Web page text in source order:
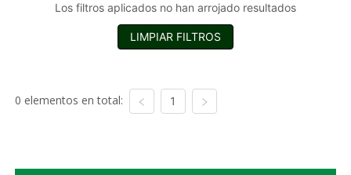
Los filtros aplicados no han arrojado resultados
LIMPIAR FILTROS
0 elementos en total: 1